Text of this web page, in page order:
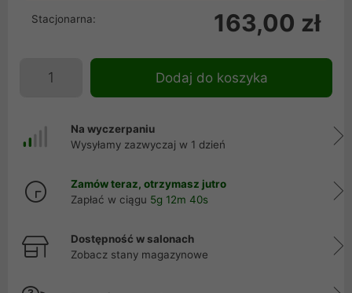
Stacjonarna: 163,00 zł
Dodaj do koszyka
Na wyczerpaniu
Wysyłamy zazwyczaj w 1 dzień
Zamów teraz, otrzymasz jutro
Zapłać w ciągu 5g 12m 40s
Dostępność w salonach
Zobacz stany magazynowe